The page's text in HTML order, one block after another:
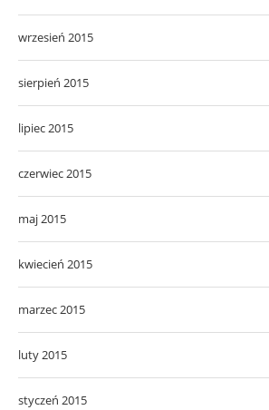
wrzesień 2015
sierpień 2015
lipiec 2015
czerwiec 2015
maj 2015
kwiecień 2015
marzec 2015
luty 2015
styczeń 2015